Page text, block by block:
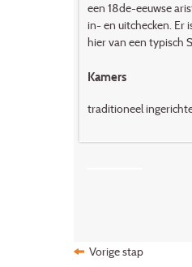
een 18de-eeuwse
in- en uitchecken. Er
hier van een typisch
Kamers
traditioneel
Vorige stap